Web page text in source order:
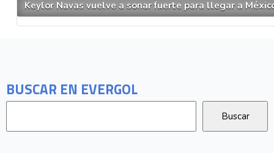
BUSCAR EN EVERGOL
Keylor Navas vuelve a sonar fuerte para llegar a